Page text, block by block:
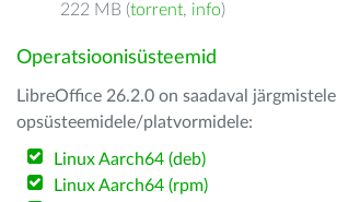
222 MB (torrent, info)
Operatsioonisüsteemid
LibreOffice 26.2.0 on saadaval järgmistele
opsüsteemidele/platvormidele:
Linux Aarch64 (deb)
Linux Aarch64 (rpm)